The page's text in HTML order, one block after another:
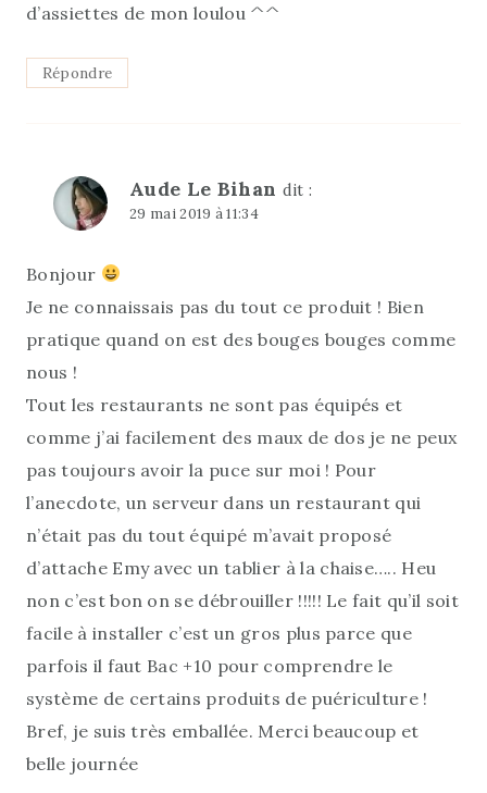
d’assiettes de mon loulou ^^
Répondre
Aude Le Bihan dit :
29 mai 2019 à 11:34
Bonjour
Je ne connaissais pas du tout ce produit ! Bien
pratique quand on est des bouges bouges comme
nous !
Tout les restaurants ne sont pas équipés et
comme j’ai facilement des maux de dos je ne peux
pas toujours avoir la puce sur moi ! Pour
l’anecdote, un serveur dans un restaurant qui
n’était pas du tout équipé m’avait proposé
d’attache Emy avec un tablier à la chaise….. Heu
non c’est bon on se débrouiller !!!!! Le fait qu’il soit
facile à installer c’est un gros plus parce que
parfois il faut Bac +10 pour comprendre le
système de certains produits de puériculture !
Bref, je suis très emballée. Merci beaucoup et
belle journée